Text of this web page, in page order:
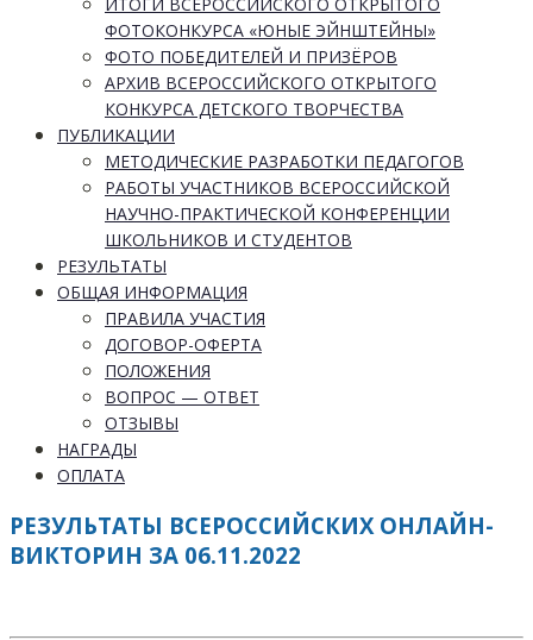
ФОТОКОНКУРСА «ЮНЫЕ ЭЙНШТЕЙНЫ»
ФОТО ПОБЕДИТЕЛЕЙ И ПРИЗЁРОВ
АРХИВ ВСЕРОССИЙСКОГО ОТКРЫТОГО
КОНКУРСА ДЕТСКОГО ТВОРЧЕСТВА
ПУБЛИКАЦИИ
МЕТОДИЧЕСКИЕ РАЗРАБОТКИ ПЕДАГОГОВ
РАБОТЫ УЧАСТНИКОВ ВСЕРОССИЙСКОЙ
НАУЧНО-ПРАКТИЧЕСКОЙ КОНФЕРЕНЦИИ
ШКОЛЬНИКОВ И СТУДЕНТОВ
РЕЗУЛЬТАТЫ
ОБЩАЯ ИНФОРМАЦИЯ
ПРАВИЛА УЧАСТИЯ
ДОГОВОР-ОФЕРТА
ПОЛОЖЕНИЯ
ВОПРОС — ОТВЕТ
ОТЗЫВЫ
НАГРАДЫ
ОПЛАТА
РЕЗУЛЬТАТЫ ВСЕРОССИЙСКИХ ОНЛАЙН-
ВИКТОРИН ЗА 06.11.2022